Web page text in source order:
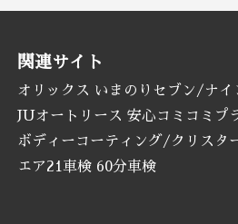
関連サイト
オリックス いまのりセブン/ナ
JUオートリース 安心コミコミプ
ボディーコーティング/クリスタ
エア21車検 60分車検